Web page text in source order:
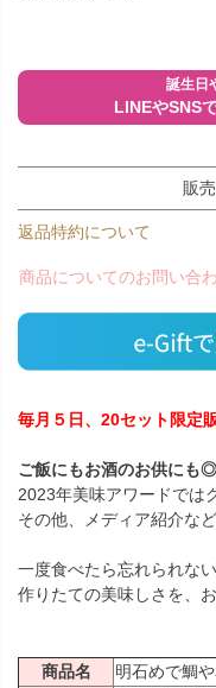
販
返品特約について
商品についてのお問い合
毎月５日、20セット限定
ご飯にもお酒のお供にも
2023年美味アワードでは
その他、メディア紹介な
一度食べたら忘れられな
作りたての美味しさを、
商品名 明石めで鯛